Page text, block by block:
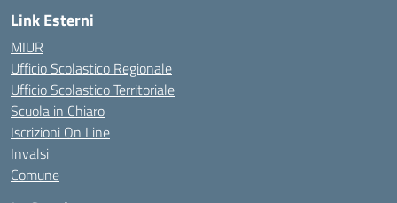
Link Esterni
MIUR
Ufficio Scolastico Regionale
Ufficio Scolastico Territoriale
Scuola in Chiaro
Iscrizioni On Line
Invalsi
Comune